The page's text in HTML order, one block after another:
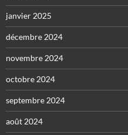
janvier 2025
décembre 2024
novembre 2024
octobre 2024
septembre 2024
août 2024